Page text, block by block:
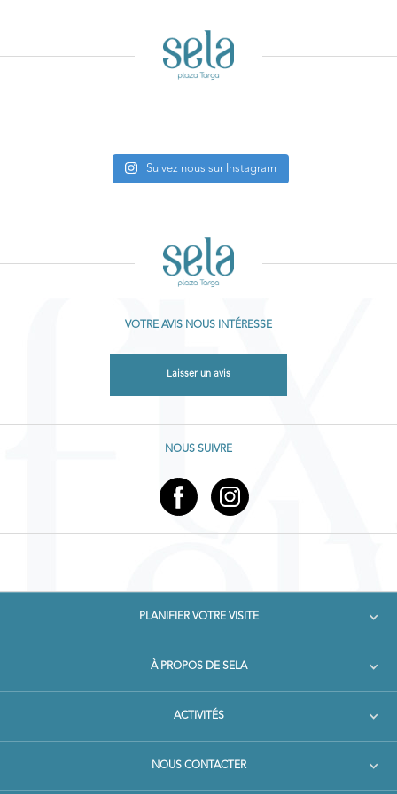
Suivez nous sur Instagram
VOTRE AVIS NOUS INTÉRESSE
Laisser un avis
NOUS SUIVRE
PLANIFIER VOTRE VISITE
À PROPOS DE SELA
ACTIVITÉS
NOUS CONTACTER